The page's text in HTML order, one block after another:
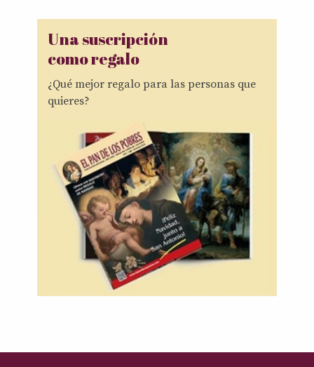
Una suscripción
como regalo
¿Qué mejor regalo para las personas que
quieres?